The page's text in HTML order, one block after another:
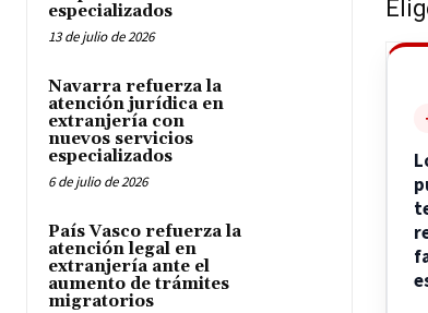
especializados
13 de julio de 2026
Navarra refuerza la
atención jurídica en
extranjería con
nuevos servicios
especializados
6 de julio de 2026
País Vasco refuerza la
atención legal en
extranjería ante el
aumento de trámites
migratorios